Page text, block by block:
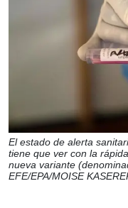
El estado de alerta
tiene que ver con la
nueva variante
EFE/EPA/MOISE